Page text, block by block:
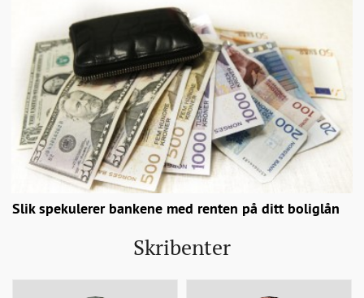
Slik spekulerer bankene med renten på ditt boliglån
Skribenter